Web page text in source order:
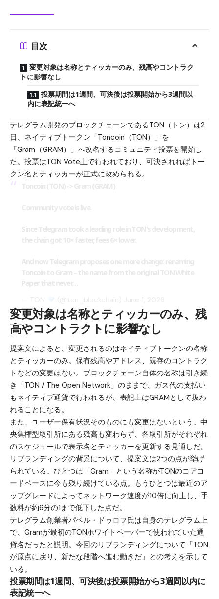
目次
変更対象は名称とティッカーのみ、残高やコントラク
トに影響なし
投票期間は1週間、可決後は投票開始から3週間以
内に表記統一へ
テレグラム開発のブロックチェーンであるTON（トン）は2
日、ネイティブトークン「Toncoin（TON）」を
「Gram（GRAM）」へ改名するコミュニティ投票を開始し
た。投票はTON Vote上で行われており、可決されればトー
クン名とティッカーが正式に改められる。
変更対象は名称とティッカーのみ、残
高やコントラクトに影響なし
提案文によると、変更されるのはネイティブトークンの名称
とティッカーのみ。保有残高やアドレス、既存のコントラク
トなどの変更はない。ブロックチェーン自体の名称は引き続
き「TON / The Open Network」のままで、ガス代の支払い
もネイティブ通貨で行われるが、表記上はGRAMとして扱わ
れることになる。
また、ユーザー保有状況そのものにも変更はないという。中
央集権型取引所にある残高も変わらず、各取引所がそれぞれ
のスケジュールで表示名とティッカーを更新する見通しだ。
リブランディングの背景について、提案文は2つの点が挙げ
られている。ひとつは「Gram」という名称がTONのコアコ
ードベースに今も残り続けている点。もうひとつは最近のア
ップグレードによってネットワーク速度が10倍に向上し、手
数料が約6分の1まで低下した点だ。
テレグラム創業者パベル・ドゥロフ氏は自身のテレグラム上
で、Gramが最初のTONホワイトペーパーで使われていた通
貨名だったと説明。今回のリブランディングについて「TON
が原点に戻り、新たな段階へ進む動きだ」との考えを示して
いる。
投票期間は1週間、可決後は投票開始から3週間以内に
表記統一へ